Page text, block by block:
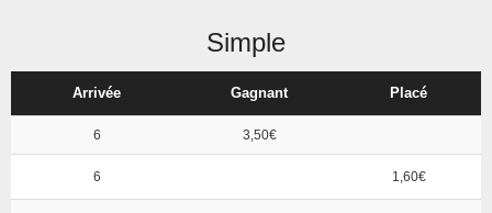
Simple
Arrivée Gagnant Placé
6 3,50€
6 1,60€